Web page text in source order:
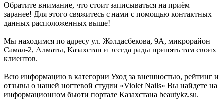
Обратите внимание, что стоит записываться на приём
заранее! Для этого свяжитесь с нами с помощью контактных
данных расположенных выше!
Мы находимся по адресу ул. Жолдасбекова, 9А, микрорайон
Самал-2, Алматы, Казахстан и всегда рады принять там своих
клиентов.
Всю информацию в категории Уход за внешностью, рейтинг и
отзывы о нашей ногтевой студии «Violet Nails» Вы найдете на
информационном бьюти портале Казахстана beautykz.su.